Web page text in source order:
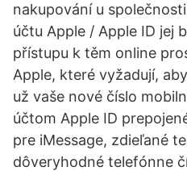
nakupování u
účtu Apple / Apple ID jej
přístupu k těm online
Apple, které vyžadují,
už vaše nové číslo
účtom Apple ID
pre iMessage, zdieľané
dôveryhodné telefónne